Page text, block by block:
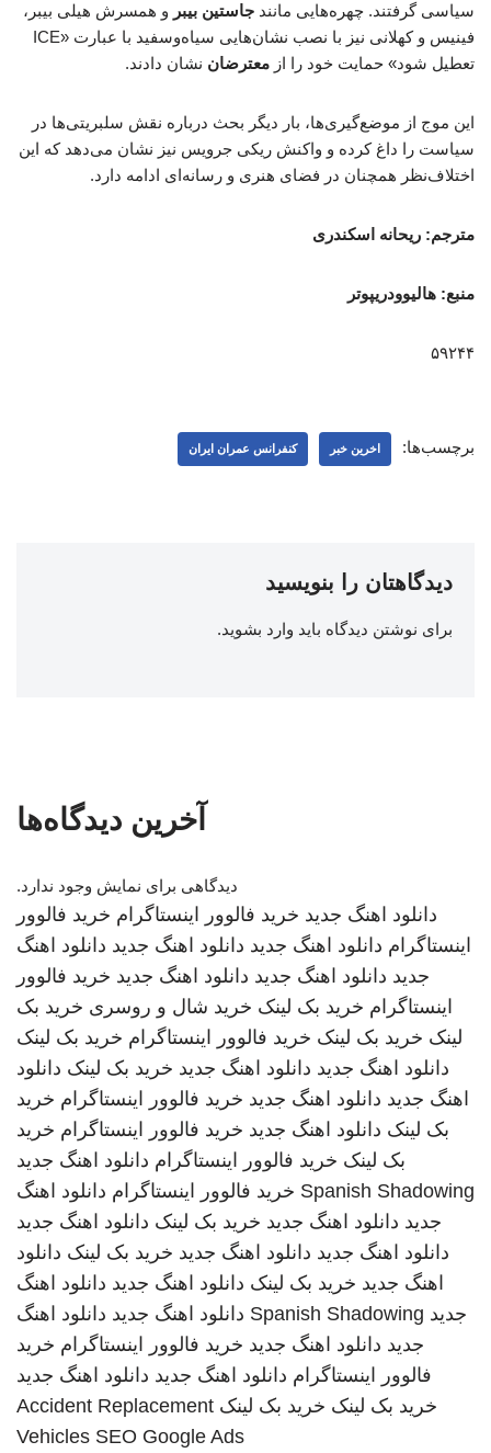
سیاسی گرفتند. چهره‌هایی مانند جاستین بیبر و همسرش هیلی بیبر،
فینیس و کهلانی نیز با نصب نشان‌هایی سیاه‌وسفید با عبارت «ICE
تعطیل شود» حمایت خود را از معترضان نشان دادند.
این موج از موضع‌گیری‌ها، بار دیگر بحث درباره نقش سلبریتی‌ها در
سیاست را داغ کرده و واکنش ریکی جرویس نیز نشان می‌دهد که این
اختلاف‌نظر همچنان در فضای هنری و رسانه‌ای ادامه دارد.
مترجم: ریحانه اسکندری
منبع: هالیوودریپوتر
۵۹۲۴۴
برچسب‌ها: اخرین خبر کنفرانس عمران ایران
دیدگاهتان را بنویسید
برای نوشتن دیدگاه باید وارد بشوید.
آخرین دیدگاه‌ها
دیدگاهی برای نمایش وجود ندارد.
دانلود اهنگ جدید خرید فالوور اینستاگرام خرید فالوور
اینستاگرام دانلود اهنگ جدید دانلود اهنگ جدید دانلود اهنگ
جدید دانلود اهنگ جدید دانلود اهنگ جدید خرید فالوور
اینستاگرام خرید بک لینک خرید شال و روسری خرید بک
لینک خرید بک لینک خرید فالوور اینستاگرام خرید بک لینک
دانلود اهنگ جدید دانلود اهنگ جدید خرید بک لینک دانلود
اهنگ جدید دانلود اهنگ جدید خرید فالوور اینستاگرام خرید
بک لینک دانلود اهنگ جدید خرید فالوور اینستاگرام خرید
بک لینک خرید فالوور اینستاگرام دانلود اهنگ جدید
Spanish Shadowing خرید فالوور اینستاگرام دانلود اهنگ
جدید دانلود اهنگ جدید خرید بک لینک دانلود اهنگ جدید
دانلود اهنگ جدید دانلود اهنگ جدید خرید بک لینک دانلود
اهنگ جدید خرید بک لینک دانلود اهنگ جدید دانلود اهنگ
جدید Spanish Shadowing دانلود اهنگ جدید دانلود اهنگ
جدید دانلود اهنگ جدید خرید فالوور اینستاگرام خرید
فالوور اینستاگرام دانلود اهنگ جدید دانلود اهنگ جدید
خرید بک لینک خرید بک لینک Accident Replacement
Vehicles SEO Google Ads